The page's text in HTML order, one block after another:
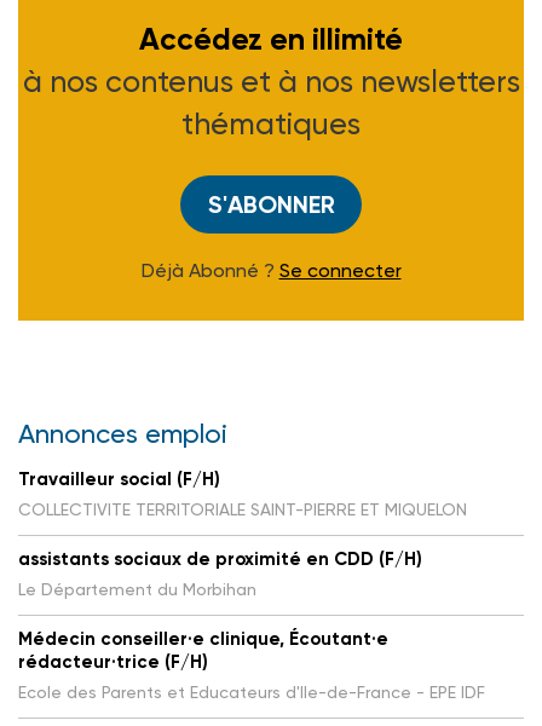
Accédez en illimité
à nos contenus et à nos newsletters
thématiques
S'ABONNER
Déjà Abonné ? Se connecter
Annonces emploi
Travailleur social (F/H)
COLLECTIVITE TERRITORIALE SAINT-PIERRE ET MIQUELON
assistants sociaux de proximité en CDD (F/H)
Le Département du Morbihan
Médecin conseiller·e clinique, Écoutant·e
rédacteur·trice (F/H)
Ecole des Parents et Educateurs d'Ile-de-France - EPE IDF